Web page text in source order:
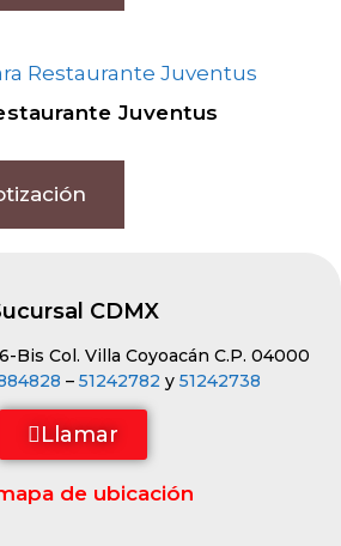
Juventus
CDMX
Bis Col. Villa Coyoacán C.P. 04000
– 51242782 y 51242738
Llamar
de ubicación